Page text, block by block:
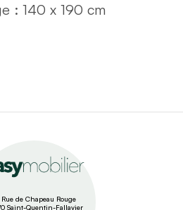
: 140 x 190 cm
de Chapeau Rouge
Saint-Quentin-Fallavier